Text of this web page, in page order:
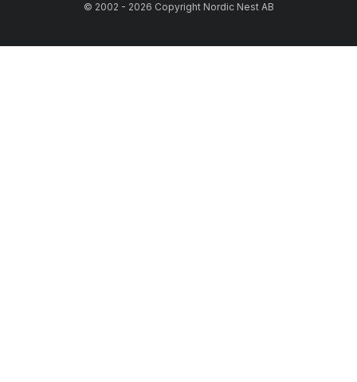
© 2002 - 2026 Copyright Nordic Nest AB